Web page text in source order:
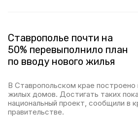
Ставрополье почти на
50% перевыполнило план
по вводу нового жилья
В Ставропольском крае построено
жилых домов. Достигать таких
национальный проект, сообщили в
правительстве.